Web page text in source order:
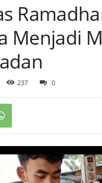
Menjadi
237 0